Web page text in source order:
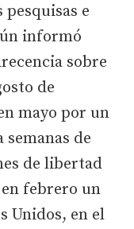
e
informó
sobre
de
mayo por un
de
de libertad
febrero un
Unidos, en el